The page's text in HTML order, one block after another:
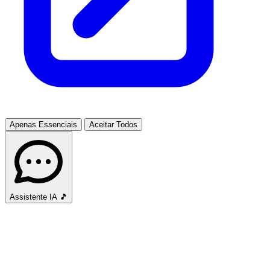
Apenas Essenciais Aceitar Todos
Assistente IA 🎵